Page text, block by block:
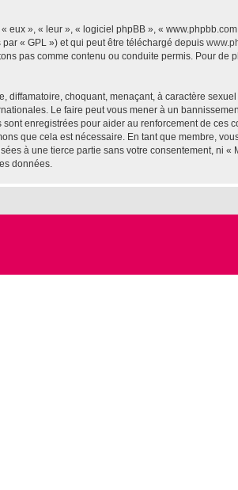
eux », « leur », « logiciel phpBB », «
« GPL ») et qui peut être téléchargé depuis
pas comme contenu ou conduite permis. Pour
choquant, menaçant, à caractère
Le faire peut vous mener à un
enregistrées pour aider au renforcement de
que cela est nécessaire. En tant que membre,
à une tierce partie sans votre consentement, ni
données.